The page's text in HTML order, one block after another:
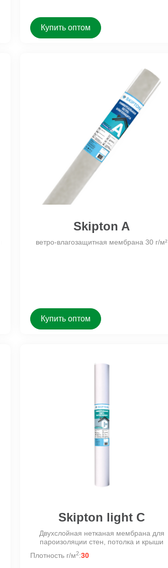
Купить оптом
Skipton A
ветро-влагозащитная мембрана 30 г/м²
Купить оптом
Skipton light C
Двухслойная нетканая мембрана для
пароизоляции стен, потолка и крыши
Плотность г/м2:30